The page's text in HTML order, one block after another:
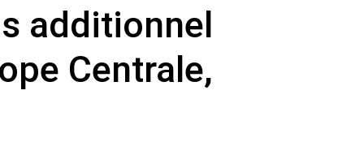
additionnel
Centrale,